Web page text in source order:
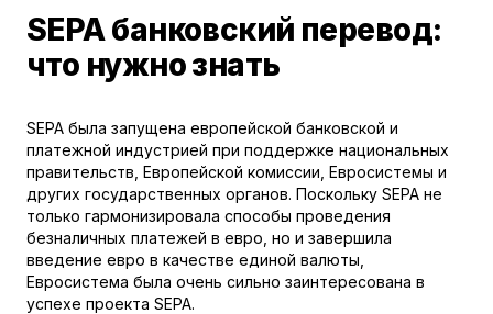
SEPA банковский перевод:
что нужно знать
SEPA была запущена европейской банковской и
платежной индустрией при поддержке национальных
правительств, Европейской комиссии, Евросистемы и
других государственных органов. Поскольку SEPA не
только гармонизировала способы проведения
безналичных платежей в евро, но и завершила
введение евро в качестве единой валюты,
Евросистема была очень сильно заинтересована в
успехе проекта SEPA.